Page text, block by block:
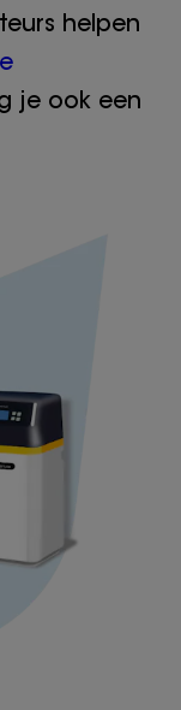
helpen
je ook een